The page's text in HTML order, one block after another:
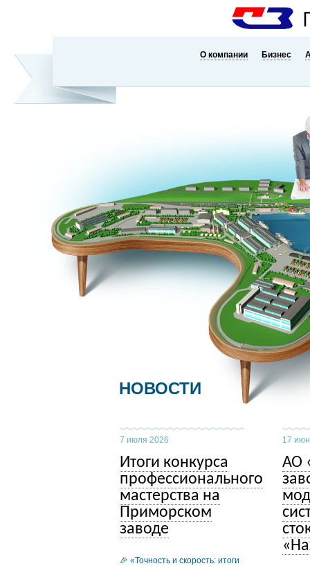
О компании Бизнес
НОВОСТИ
7 июля 2026
Итоги конкурса
профессионального
мастерства на
Приморском
заводе
🎉 «Точность и скорость: итоги
17
АО